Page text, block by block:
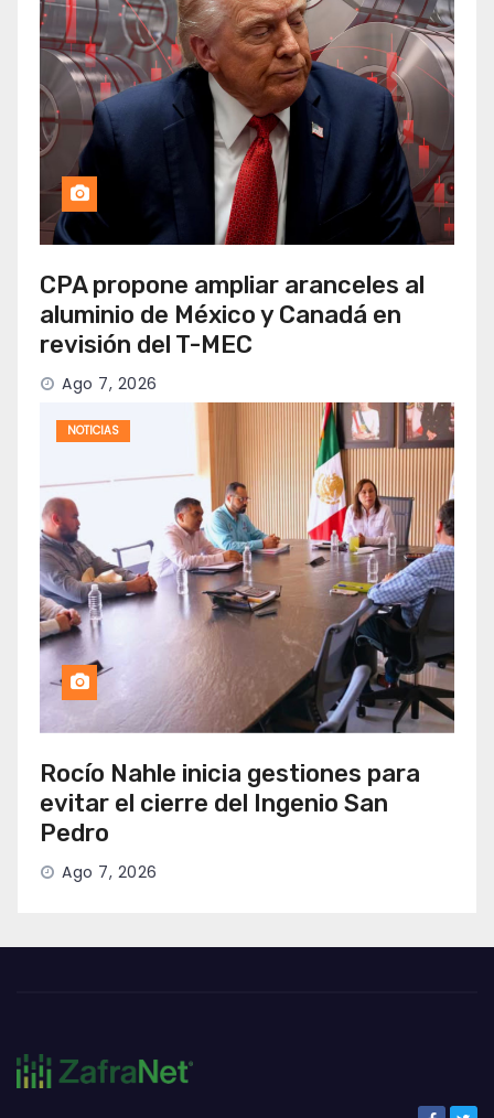
CPA propone ampliar aranceles al
aluminio de México y Canadá en
revisión del T-MEC
Ago 7, 2026
NOTICIAS
Rocío Nahle inicia gestiones para
evitar el cierre del Ingenio San
Pedro
Ago 7, 2026